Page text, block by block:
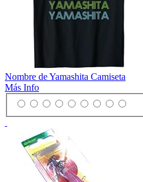
Nombre de Yamashita Camiseta
Más Info